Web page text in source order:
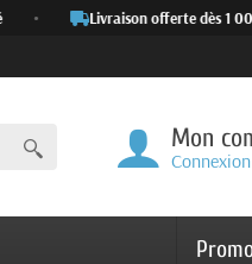
Livraison offerte dès 1
Mon
Connexion